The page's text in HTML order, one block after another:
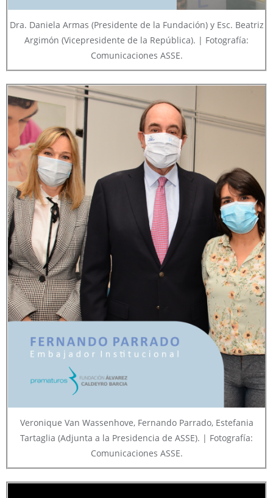
Dra. Daniela Armas (Presidente de la Fundación) y Esc. Beatriz
Argimón (Vicepresidente de la República). | Fotografía:
Comunicaciones ASSE.
Veronique Van Wassenhove, Fernando Parrado, Estefania
Tartaglia (Adjunta a la Presidencia de ASSE). | Fotografía:
Comunicaciones ASSE.